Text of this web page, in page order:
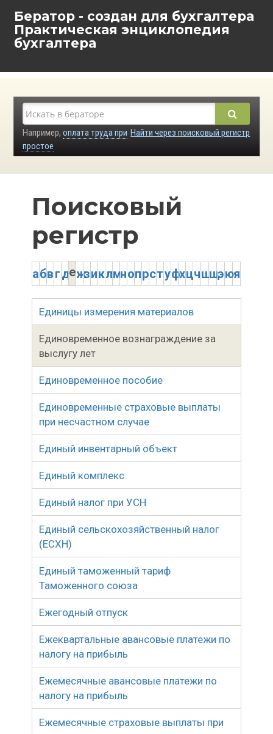
Бератор - создан для бухгалтера
Практическая энциклопедия
бухгалтера
Найти через поисковый регистр
Например, оплата труда при
простое
Поисковый
регистр
абвгдежзиклмнопрстуфхцчшщэюя
Единицы измерения материалов
Единовременное вознаграждение за
выслугу лет
Единовременное пособие
Единовременные страховые выплаты
при несчастном случае
Единый инвентарный объект
Единый комплекс
Единый налог при УСН
Единый сельскохозяйственный налог
(ЕСХН)
Единый таможенный тариф
Таможенного союза
Ежегодный отпуск
Ежеквартальные авансовые платежи по
налогу на прибыль
Ежемесячные авансовые платежи по
налогу на прибыль
Ежемесячные страховые выплаты при